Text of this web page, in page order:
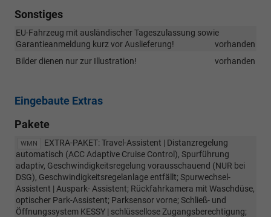
Sonstiges
EU-Fahrzeug mit ausländischer Tageszulassung sowie
Garantieanmeldung kurz vor Auslieferung!
vorhanden
Bilder dienen nur zur Illustration!
vorhanden
Eingebaute Extras
Pakete
WMN
EXTRA-PAKET: Travel-Assistent | Distanzregelung
automatisch (ACC Adaptive Cruise Control), Spurführung
adaptiv, Geschwindigkeitsregelung vorausschauend (NUR bei
DSG), Geschwindigkeitsregelanlage entfällt; Spurwechsel-
Assistent | Auspark- Assistent; Rückfahrkamera mit Waschdüse,
optischer Park-Assistent; Parksensor vorne; Schließ- und
Öffnungssystem KESSY | schlüssellose Zugangsberechtigung;